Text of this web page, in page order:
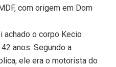
com origem em Dom
achado o corpo Kecio
anos. Segundo a
ele era o motorista do